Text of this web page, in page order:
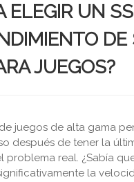
ELEGIR UN
DE
JUEGOS?
juegos de alta gama
después de tener la
real. ¿Sabía
la